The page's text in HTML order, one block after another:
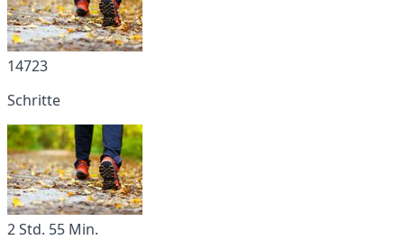
14723
Schritte
2 Std. 55 Min.